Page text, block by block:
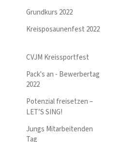
Grundkurs 2022
Kreisposaunenfest 2022
CVJM Kreissportfest
Pack's an - Bewerbertag
2022
Potenzial freisetzen –
LET’S SING!
Jungs Mitarbeitenden
Tag